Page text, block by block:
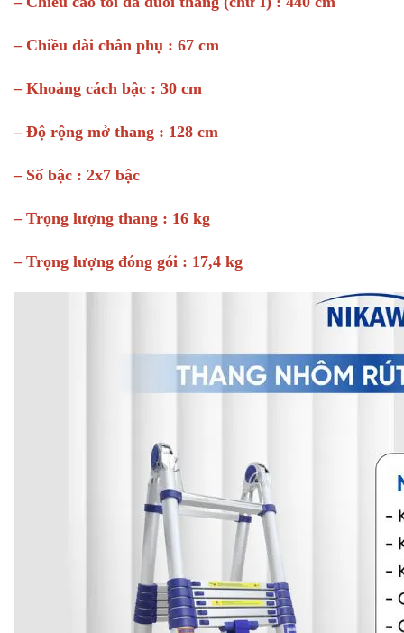
– Chiều dài chân phụ : 67 cm
– Khoảng cách bậc : 30 cm
– Độ rộng mở thang : 128 cm
– Số bậc : 2x7 bậc
– Trọng lượng thang : 16 kg
– Trọng lượng đóng gói : 17,4 kg